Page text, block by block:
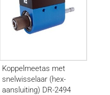
Koppelmeetas met
snelwisselaar (hex-
aansluiting) DR-2494